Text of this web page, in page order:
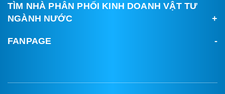
TÌM NHÀ PHÂN PHỐI KINH DOANH VẬT TƯ
NGÀNH NƯỚC
FANPAGE